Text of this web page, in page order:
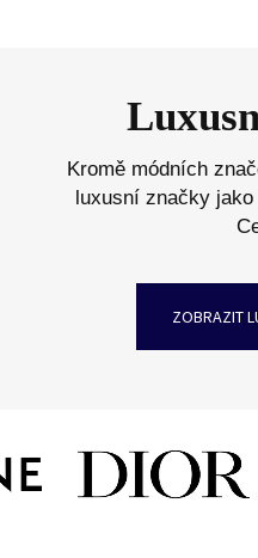
Kromě módních
luxusní značky jako
ZOBRAZIT